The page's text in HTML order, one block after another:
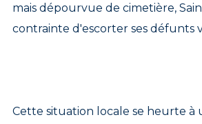
mais dépourvue de cimetière,
contrainte d'escorter ses défunts
Cette situation locale se heurte à